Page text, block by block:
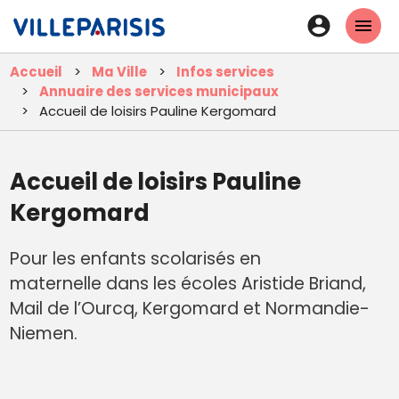
contenu
principal
En-
tête
Accueil Ma Ville
Infos services
Annuaire des services municipaux
Accueil de loisirs Pauline Kergomard
Accueil de loisirs Pauline
Kergomard
Pour les enfants scolarisés en
maternelle dans les écoles Aristide Briand,
Mail de l’Ourcq, Kergomard et Normandie-
Niemen.